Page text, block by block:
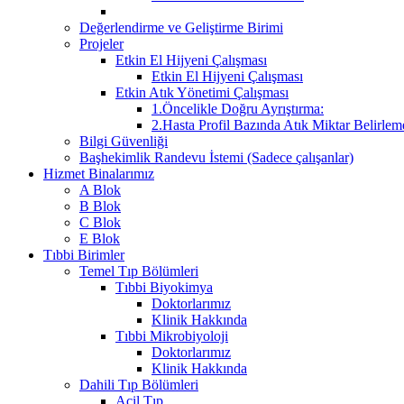
Değerlendirme ve Geliştirme Birimi
Projeler
Etkin El Hijyeni Çalışması
Etkin El Hijyeni Çalışması
Etkin Atık Yönetimi Çalışması
1.Öncelikle Doğru Ayrıştırma:
2.Hasta Profil Bazında Atık Miktar
Bilgi Güvenliği
Başhekimlik Randevu İstemi (Sadece çalışanlar)
Hizmet Binalarımız
A Blok
B Blok
C Blok
E Blok
Tıbbi Birimler
Temel Tıp Bölümleri
Tıbbi Biyokimya
Doktorlarımız
Klinik Hakkında
Tıbbi Mikrobiyoloji
Doktorlarımız
Klinik Hakkında
Dahili Tıp Bölümleri
Acil Tıp